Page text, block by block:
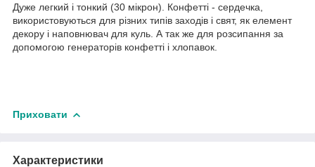
Дуже легкий і тонкий (30 мікрон). Конфетті - сердечка,
використовуються для різних типів заходів і свят, як елемент
декору і наповнювач для куль. А так же для розсипання за
допомогою генераторів конфетті і хлопавок.
Приховати
Характеристики